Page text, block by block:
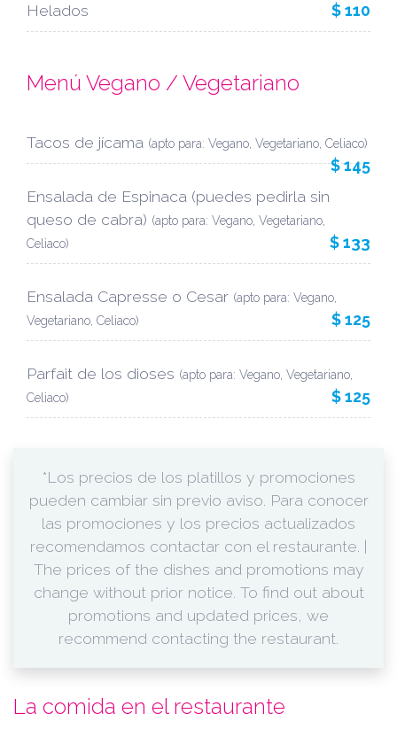
Helados $ 110
Menú Vegano / Vegetariano
Tacos de jícama (apto para: Vegano, Vegetariano, Celiaco)
$ 145
Ensalada de Espinaca (puedes pedirla sin
queso de cabra) (apto para: Vegano, Vegetariano,
Celiaco)
$ 133
Ensalada Capresse o Cesar (apto para: Vegano,
Vegetariano, Celiaco)
$ 125
Parfait de los dioses (apto para: Vegano, Vegetariano,
Celiaco)
$ 125
*Los precios de los platillos y promociones
pueden cambiar sin previo aviso. Para conocer
las promociones y los precios actualizados
recomendamos contactar con el restaurante. |
The prices of the dishes and promotions may
change without prior notice. To find out about
promotions and updated prices, we
recommend contacting the restaurant.
La comida en el restaurante